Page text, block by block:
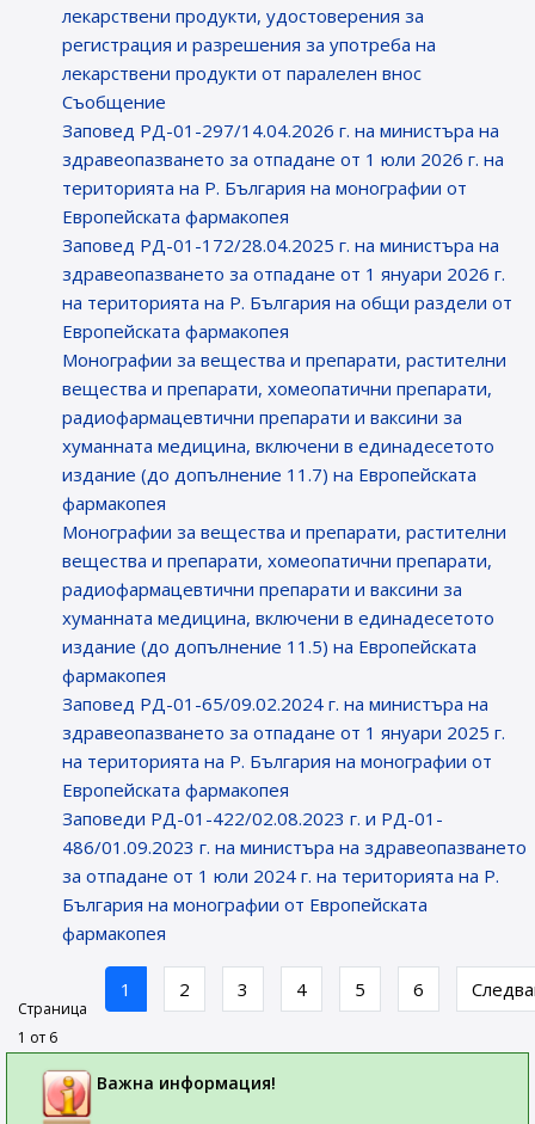
лекарствени продукти, удостоверения за
регистрация и разрешения за употреба на
лекарствени продукти от паралелен внос
Съобщение
Заповед РД-01-297/14.04.2026 г. на министъра на
здравеопазването за отпадане от 1 юли 2026 г. на
територията на Р. България на монографии от
Европейската фармакопея
Заповед РД-01-172/28.04.2025 г. на министъра на
здравеопазването за отпадане от 1 януари 2026 г.
на територията на Р. България на общи раздели от
Европейската фармакопея
Монографии за вещества и препарати, растителни
вещества и препарати, хомеопатични препарати,
радиофармацевтични препарати и ваксини за
хуманната медицина, включени в единадесетото
издание (до допълнение 11.7) на Европейската
фармакопея
Монографии за вещества и препарати, растителни
вещества и препарати, хомеопатични препарати,
радиофармацевтични препарати и ваксини за
хуманната медицина, включени в единадесетото
издание (до допълнение 11.5) на Европейската
фармакопея
Заповед РД-01-65/09.02.2024 г. на министъра на
здравеопазването за отпадане от 1 януари 2025 г.
на територията на Р. България на монографии от
Европейската фармакопея
Заповеди РД-01-422/02.08.2023 г. и РД-01-
486/01.09.2023 г. на министъра на здравеопазването
за отпадане от 1 юли 2024 г. на територията на Р.
България на монографии от Европейската
фармакопея
Страница
1 от 6
1 2 3 4 5 6
Важна информация!